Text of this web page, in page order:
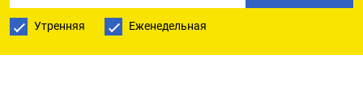
Утренняя Еженедельная
Харькова, Сумов и Херсона, а рано утром 26